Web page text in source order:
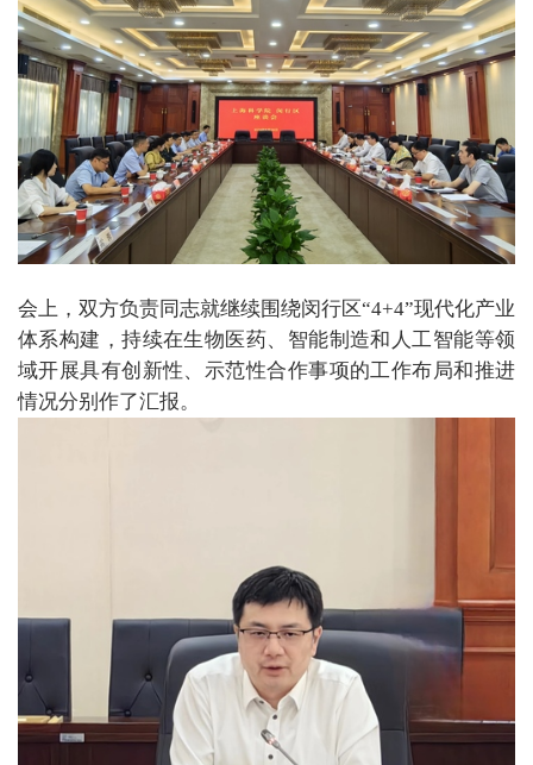
会上，双方负责同志就继续围绕闵行区“4+4”现代化产业
体系构建，持续在生物医药、智能制造和人工智能等领
域开展具有创新性、示范性合作事项的工作布局和推进
情况分别作了汇报。